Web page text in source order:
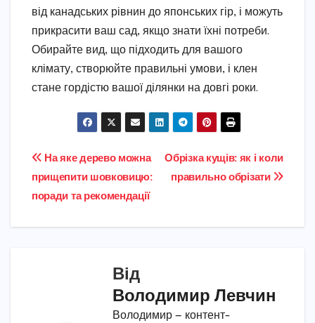
від канадських рівнин до японських гір, і можуть
прикрасити ваш сад, якщо знати їхні потреби.
Обирайте вид, що підходить для вашого
клімату, створюйте правильні умови, і клен
стане гордістю вашої ділянки на довгі роки.
Навігація
записів
Обрізка кущів: як і коли
правильно обрізати
На яке дерево можна
прищепити шовковицю:
поради та рекомендації
Від
Володимир Левчин
Володимир — контент-